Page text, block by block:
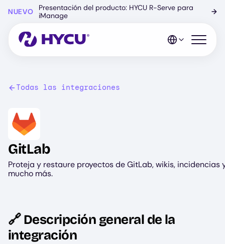
principal
NUEVO
Presentación del producto: HYCU R-Serve para
iManage
→
Abrir el
Todas las integraciones
Image
GitLab
Proteja y restaure proyectos de GitLab, wikis, incidencias
mucho más.
🔗 Descripción general de la
integración